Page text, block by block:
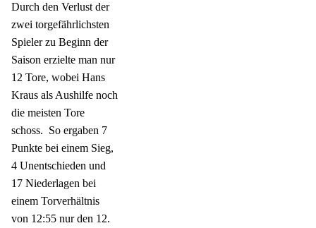
Durch den Verlust der
zwei torgefährlichsten
Spieler zu Beginn der
Saison erzielte man nur
12 Tore, wobei Hans
Kraus als Aushilfe noch
die meisten Tore
schoss. So ergaben 7
Punkte bei einem Sieg,
4 Unentschieden und
17 Niederlagen bei
einem Torverhältnis
von 12:55 nur den 12.